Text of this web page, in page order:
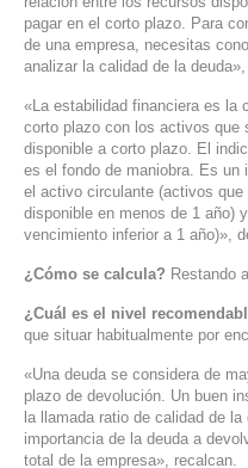
pagar en el corto plazo. Para
de una empresa, necesitas
analizar la calidad de la
«La estabilidad financiera es la
corto plazo con los activos que
disponible a corto plazo. El
es el fondo de maniobra. Es un
el activo circulante (activos
disponible en menos de 1 año)
vencimiento inferior a 1 año)»,
¿Cómo se calcula? Restando
¿Cuál es el nivel
que situar habitualmente por
«Una deuda se considera de
plazo de devolución. Un buen
la llamada ratio de calidad de
importancia de la deuda a
total de la empresa», recalcan.